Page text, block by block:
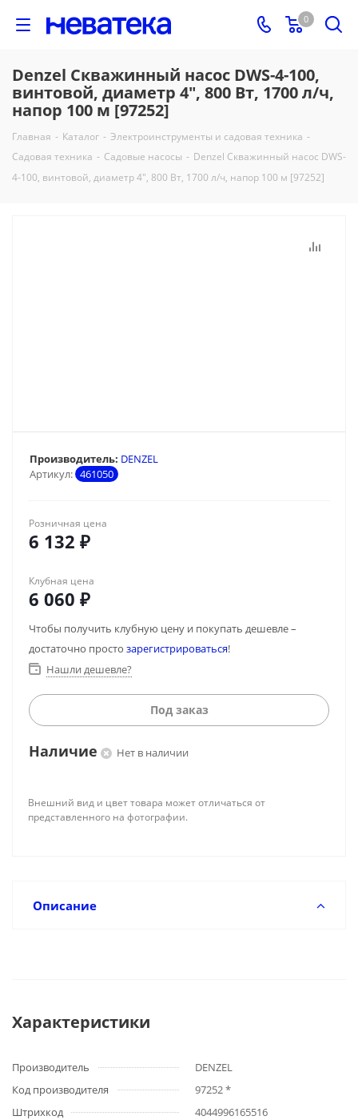
0
Denzel Скважинный насос DWS-4-100,
винтовой, диаметр 4", 800 Вт, 1700 л/ч,
напор 100 м [97252]
Главная - Каталог - Электроинструменты и садовая техника -
Садовая техника - Садовые насосы - Denzel Скважинный насос DWS-
4-100, винтовой, диаметр 4", 800 Вт, 1700 л/ч, напор 100 м [97252]
Артикул: 461050
Производитель: DENZEL
Розничная цена
6 132 ₽
Клубная цена
6 060 ₽
Чтобы получить клубную цену и покупать дешевле –
достаточно просто зарегистрироваться!
Нашли дешевле?
Под заказ
Наличие Нет в наличии
Внешний вид и цвет товара может отличаться от
представленного на фотографии.
Описание
Характеристики
Производитель
DENZEL
Код производителя
97252 *
Штрихкод
4044996165516